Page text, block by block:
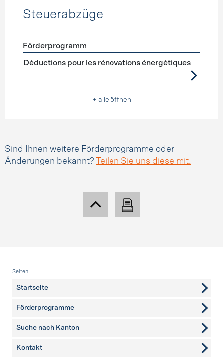
Steuerabzüge
Förderprogramme Steuerabzüge
Förderprogramm
Déductions pour les rénovations énergétiques
+ alle öffnen
Sind Ihnen weitere Förderprogramme oder
Änderungen bekannt?
Teilen Sie uns diese mit.
Fusszeile
Seiten
Startseite
Förderprogramme
Suche nach Kanton
weitere Seiten
Kontakt